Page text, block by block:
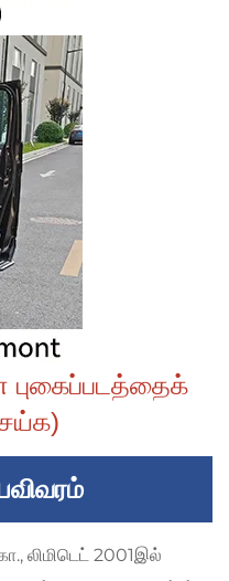
லிமிடெட் 2001இல்